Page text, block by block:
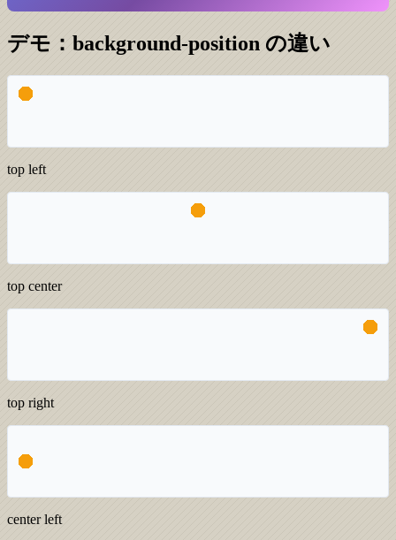
デモ：background-position の違い
top left
top center
top right
center left